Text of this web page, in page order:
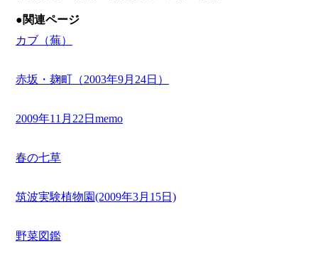
●関連ページ
カブ（蕪）
赤坂・麹町（2003年9月24日）
2009年11月22日memo
春の七草
筑波実験植物園(2009年3月15日)
野菜図鑑